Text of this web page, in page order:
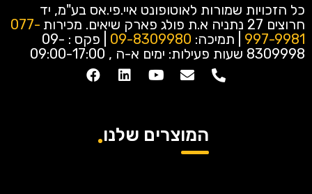
כל הזכויות שמורות לאוטופונט איי.פי.אס בע"מ, יד
חרוצים 27 נתניה א.ת פולג פארק שיאים.
מכירות 077-
997-9981
| תמיכה: 09-8309980
| פקס : 09-
8309998 שעות פעילות: ימים א-ה , 09:00-17:00
המוצרים שלנו